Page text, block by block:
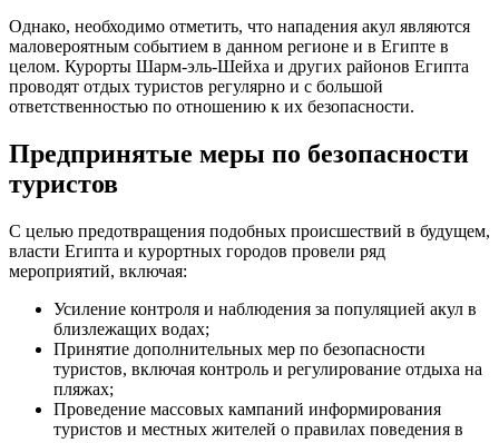
Однако, необходимо отметить, что нападения акул являются
маловероятным событием в данном регионе и в Египте в
целом. Курорты Шарм-эль-Шейха и других районов Египта
проводят отдых туристов регулярно и с большой
ответственностью по отношению к их безопасности.
Предпринятые меры по безопасности
туристов
С целью предотвращения подобных происшествий в будущем,
власти Египта и курортных городов провели ряд
мероприятий, включая:
Усиление контроля и наблюдения за популяцией акул в
близлежащих водах;
Принятие дополнительных мер по безопасности
туристов, включая контроль и регулирование отдыха на
пляжах;
Проведение массовых кампаний информирования
туристов и местных жителей о правилах поведения в